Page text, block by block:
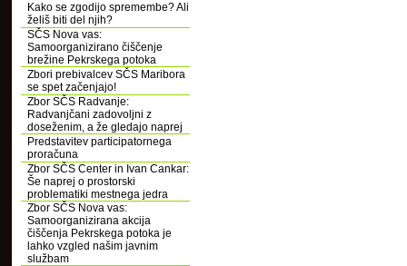
Kako se zgodijo spremembe? Ali
želiš biti del njih?
SČS Nova vas:
Samoorganizirano čiščenje
brežine Pekrskega potoka
Zbori prebivalcev SČS Maribora
se spet začenjajo!
Zbor SČS Radvanje:
Radvanjčani zadovoljni z
doseženim, a že gledajo naprej
Predstavitev participatornega
proračuna
Zbor SČS Center in Ivan Cankar:
Še naprej o prostorski
problematiki mestnega jedra
Zbor SČS Nova vas:
Samoorganizirana akcija
čiščenja Pekrskega potoka je
lahko vzgled našim javnim
službam